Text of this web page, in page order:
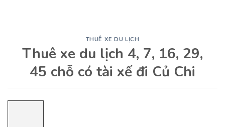
THUÊ XE DU LỊCH
Thuê xe du lịch 4, 7, 16, 29,
45 chỗ có tài xế đi Củ Chi